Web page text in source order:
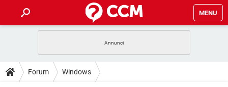
MENU
INTRATTENIMENTO
GUIDE
COVID-19
Forum Windows